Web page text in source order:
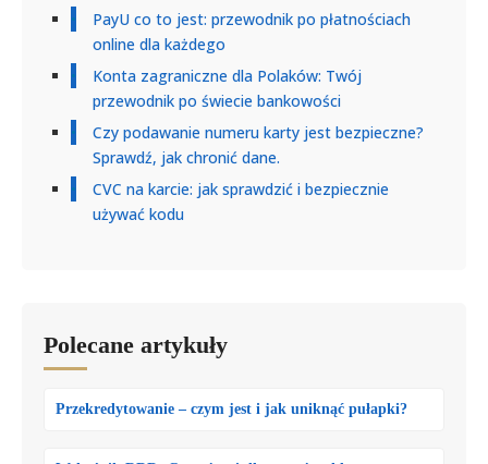
PayU co to jest: przewodnik po płatnościach
online dla każdego
Konta zagraniczne dla Polaków: Twój
przewodnik po świecie bankowości
Czy podawanie numeru karty jest bezpieczne?
Sprawdź, jak chronić dane.
CVC na karcie: jak sprawdzić i bezpiecznie
używać kodu
Polecane artykuły
Przekredytowanie – czym jest i jak uniknąć pułapki?